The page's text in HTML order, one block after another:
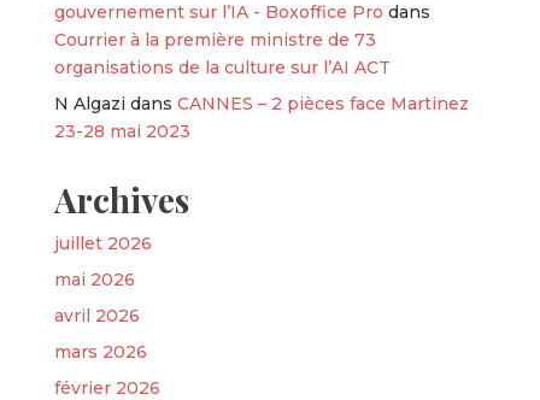
gouvernement sur l’IA - Boxoffice Pro dans
Courrier à la première ministre de 73
organisations de la culture sur l’AI ACT
N Algazi dans CANNES – 2 pièces face Martinez
23-28 mai 2023
Archives
juillet 2026
mai 2026
avril 2026
mars 2026
février 2026